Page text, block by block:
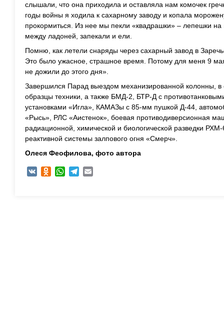
слышали, что она приходила и оставляла нам комочек
годы войны я ходила к сахарному заводу и копала
прокормиться. Из нее мы пекли «квадрашки» – лепешки
между ладоней, запекали и ели.
Помню, как летели снаряды через сахарный завод в
Это было ужасное, страшное время. Потому для меня 9
не дожили до этого дня».
Завершился Парад выездом механизированной колонны, в
образцы техники, а также БМД-2, БТР-Д с
установками «Игла», КАМАЗы с 85-мм пушкой Д-44,
«Рысь», РЛС «Аистенок», боевая противодиверсионная
радиационной, химической и биологической разведки РХМ-
реактивной системы залпового огня «Смерч».
Олеся Феофилова, фото автора
VK Odnoklassniki
WhatsAppTelegram